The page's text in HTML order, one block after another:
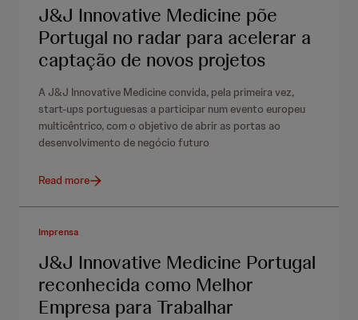
J&J Innovative Medicine põe
Portugal no radar para acelerar a
captação de novos projetos
A J&J Innovative Medicine convida, pela primeira vez,
start-ups portuguesas a participar num evento europeu
multicêntrico, com o objetivo de abrir as portas ao
desenvolvimento de negócio futuro
Read more
Imprensa
J&J Innovative Medicine Portugal
reconhecida como Melhor
Empresa para Trabalhar